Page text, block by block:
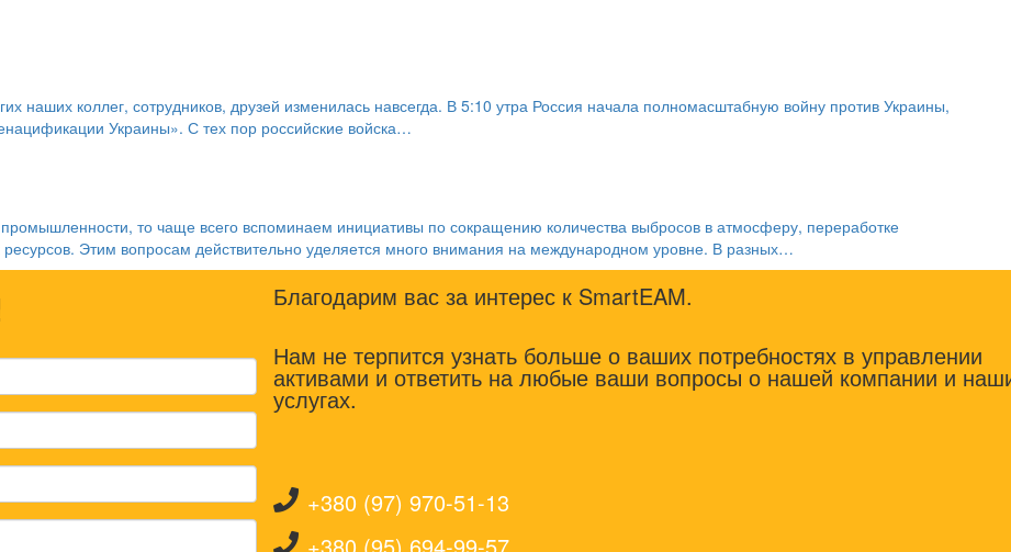
коллег, сотрудников, друзей изменилась навсегда. В 5:10 утра Россия начала полномасштабную войну против Украины,
Украины». С тех пор российские войска…
то чаще всего вспоминаем инициативы по сокращению количества выбросов в атмосферу, переработке
Этим вопросам действительно уделяется много внимания на международном уровне. В разных…
Благодарим вас за интерес к SmartEAM.
Нам не терпится узнать больше о ваших потребностях в управлении
активами и ответить на любые ваши вопросы о нашей компании и
услугах.
+380 (97) 970-51-13